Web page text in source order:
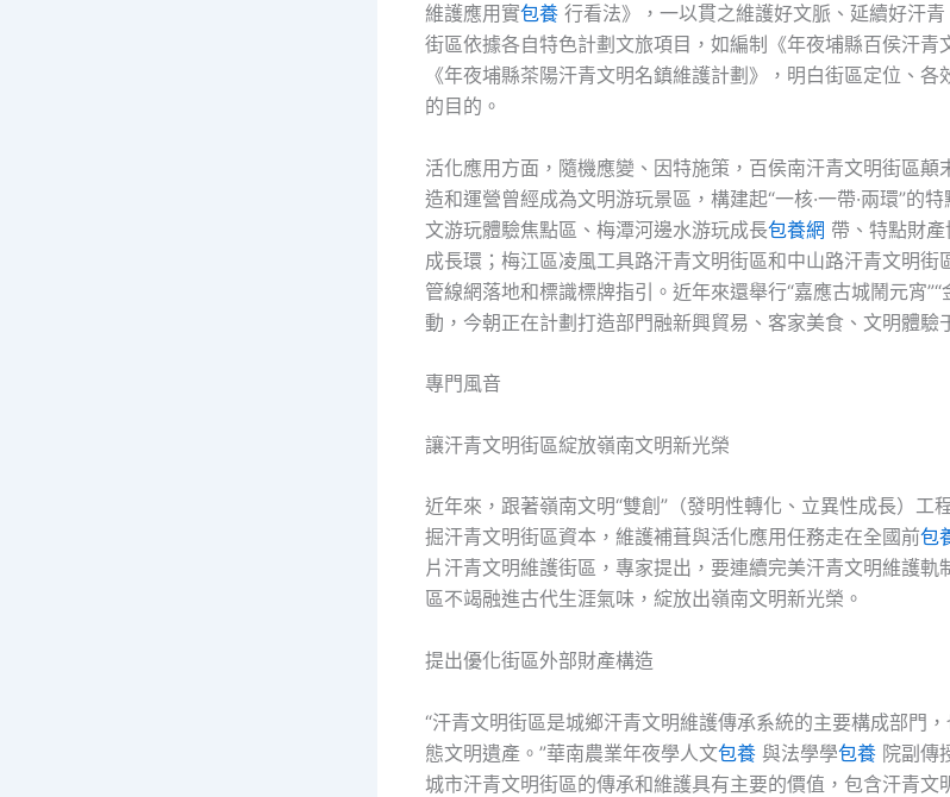
維護應用實包養 行看法》，一以貫之維護好文脈、延續好汗
街區依據各自特色計劃文旅項目，如編制《年夜埔縣百侯汗青
《年夜埔縣茶陽汗青文明名鎮維護計劃》，明白街區定位、
的目的。
活化應用方面，隨機應變、因特施策，百侯南汗青文明街區顛
造和運營曾經成為文明游玩景區，構建起“一核·一帶·兩環”的
文游玩體驗焦點區、梅潭河邊水游玩成長包養網 帶、特點財
成長環；梅江區凌風工具路汗青文明街區和中山路汗青文明街
管線網落地和標識標牌指引。近年來還舉行“嘉應古城鬧元宵”“
動，今朝正在計劃打造部門融新興貿易、客家美食、文明體驗
專門風音
讓汗青文明街區綻放嶺南文明新光榮
近年來，跟著嶺南文明“雙創”（發明性轉化、立異性成長）工
掘汗青文明街區資本，維護補葺與活化應用任務走在全國前包
片汗青文明維護街區，專家提出，要連續完美汗青文明維護軌
區不竭融進古代生涯氣味，綻放出嶺南文明新光榮。
提出優化街區外部財產構造
“汗青文明街區是城鄉汗青文明維護傳承系統的主要構成部門
態文明遺產。”華南農業年夜學人文包養 與法學學包養 院副傳
城市汗青文明街區的傳承和維護具有主要的價值，包含汗青文